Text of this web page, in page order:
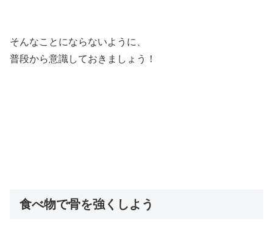
そんなことにならないように、
普段から意識しておきましょう！
食べ物で骨を強くしよう